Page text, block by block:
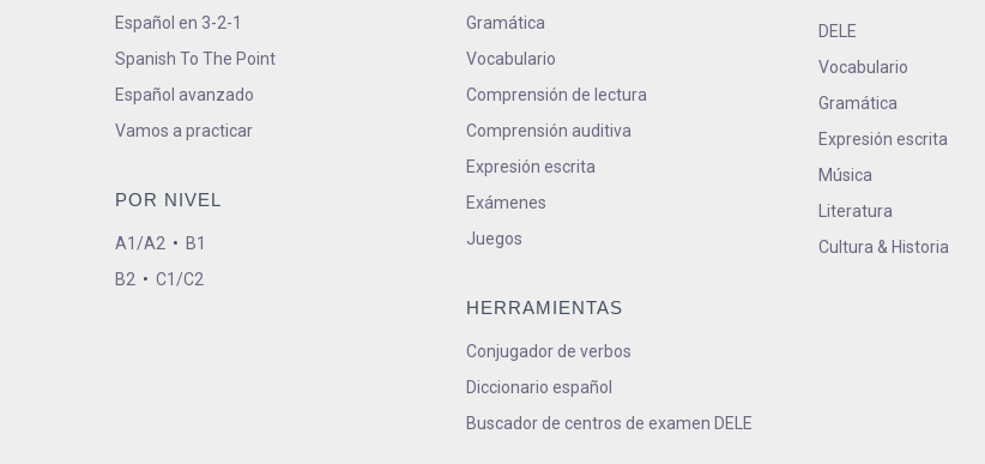
Español en 3-2-1
Spanish To The Point
Español avanzado
Vamos a practicar
POR NIVEL
A1/A2 • B1
B2 • C1/C2
Gramática
Vocabulario
Comprensión de lectura
Comprensión auditiva
Expresión escrita
Exámenes
Juegos
HERRAMIENTAS
Conjugador de verbos
Diccionario español
Buscador de centros de examen DELE
DELE
Vocabulario
Gramática
Expresión escrita
Música
Literatura
Cultura & Historia